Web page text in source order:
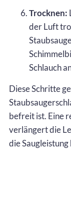
Trocknen:
der Luft
Schlauch
Diese Schritte
befreit ist. Eine
verlängert die
die Saugleistung